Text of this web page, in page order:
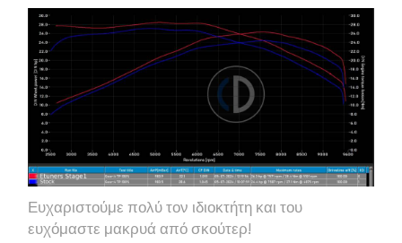
Ευχαριστούμε πολύ τον ιδιοκτήτη και του
ευχόμαστε μακρυά από σκούτερ!